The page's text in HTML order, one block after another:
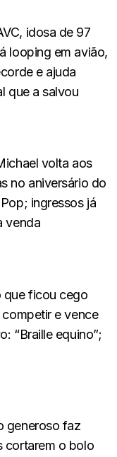
idosa de 97
looping em avião,
e ajuda
que a salvou
volta aos
no aniversário do
ingressos já
venda
que ficou cego
e vence
“Braille equino”;
generoso faz
cortarem o bolo